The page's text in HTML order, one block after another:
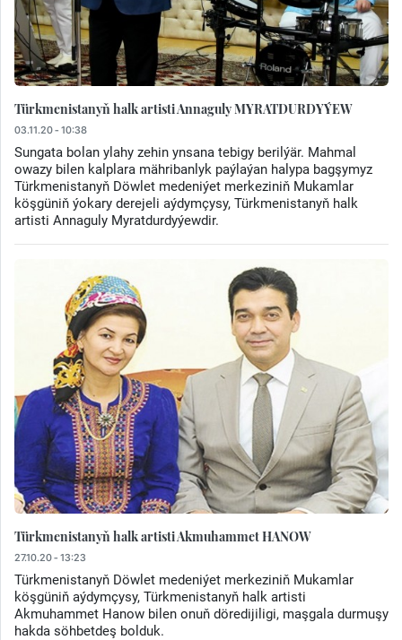
Türkmenistanyň halk artisti Annaguly MYRATDURDYÝEW
03.11.20 - 10:38
Sungata bolan ylahy zehin ynsana tebigy berilýär. Mahmal
owazy bilen kalplara mähribanlyk paýlaýan halypa bagşymyz
Türkmenistanyň Döwlet medeniýet merkeziniň Mukamlar
köşgüniň ýokary derejeli aýdymçysy, Türkmenistanyň halk
artisti Annaguly Myratdurdyýewdir.
Türkmenistanyň halk artisti Akmuhammet HANOW
27.10.20 - 13:23
Türkmenistanyň Döwlet medeniýet merkeziniň Mukamlar
köşgüniň aýdymçysy, Türkmenistanyň halk artisti
Akmuhammet Hanow bilen onuň döredijiligi, maşgala durmuşy
hakda söhbetdeş bolduk.